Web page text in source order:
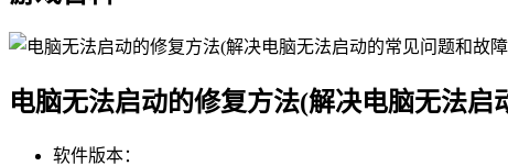
电脑无法启动的修复方法(解决电脑无法启
软件版本：